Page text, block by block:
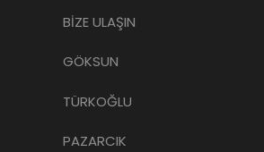
BİZE ULAŞIN
GÖKSUN
TÜRKOĞLU
PAZARCIK